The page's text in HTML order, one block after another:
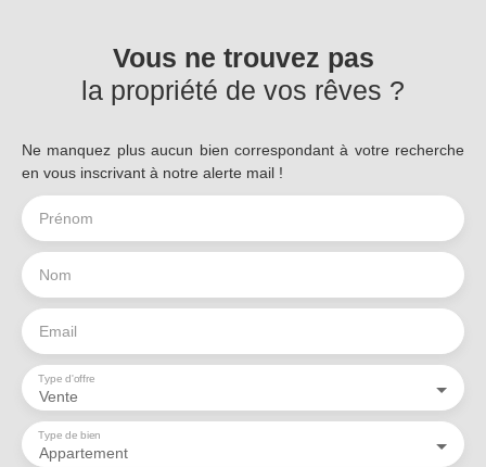
Vous ne trouvez pas
la propriété de vos rêves ?
Ne manquez plus aucun bien correspondant à votre recherche
en vous inscrivant à notre alerte mail !
Prénom
Nom
Email
Vente
Type d'offre
Appartement
Type de bien